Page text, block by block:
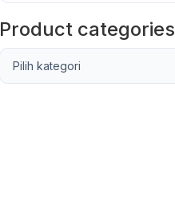
Product categories